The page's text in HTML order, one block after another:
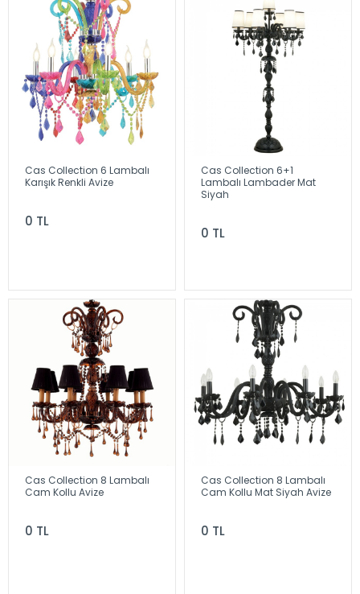
Cas Collection 6 Lambalı
Karışık Renkli Avize
0 TL
Cas Collection 6+1
Lambalı Lambader Mat
Siyah
0 TL
Cas Collection 8 Lambalı
Cam Kollu Avize
0 TL
Cas Collection 8 Lambalı
Cam Kollu Mat Siyah Avize
0 TL